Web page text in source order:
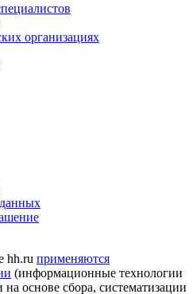
организациях
hh.ru применяются
(информационные технологии
основе сбора, систематизации